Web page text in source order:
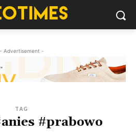
- Advertisement -
TAG
#prabowo